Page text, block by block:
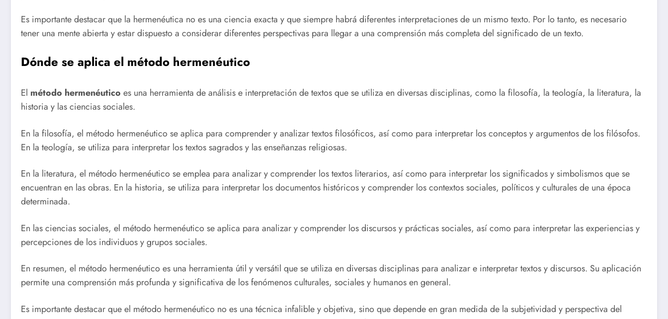
Es importante destacar que la hermenéutica no es una ciencia exacta y que siempre habrá diferentes interpretaciones de un mismo texto. Por lo tanto, es necesario
tener una mente abierta y estar dispuesto a considerar diferentes perspectivas para llegar a una comprensión más completa del significado de un texto.
Dónde se aplica el método hermenéutico
El método hermenéutico es una herramienta de análisis e interpretación de textos que se utiliza en diversas disciplinas, como la filosofía, la teología, la literatura, la
historia y las ciencias sociales.
En la filosofía, el método hermenéutico se aplica para comprender y analizar textos filosóficos, así como para interpretar los conceptos y argumentos de los filósofos.
En la teología, se utiliza para interpretar los textos sagrados y las enseñanzas religiosas.
En la literatura, el método hermenéutico se emplea para analizar y comprender los textos literarios, así como para interpretar los significados y simbolismos que se
encuentran en las obras. En la historia, se utiliza para interpretar los documentos históricos y comprender los contextos sociales, políticos y culturales de una época
determinada.
En las ciencias sociales, el método hermenéutico se aplica para analizar y comprender los discursos y prácticas sociales, así como para interpretar las experiencias y
percepciones de los individuos y grupos sociales.
En resumen, el método hermenéutico es una herramienta útil y versátil que se utiliza en diversas disciplinas para analizar e interpretar textos y discursos. Su aplicación
permite una comprensión más profunda y significativa de los fenómenos culturales, sociales y humanos en general.
Es importante destacar que el método hermenéutico no es una técnica infalible y objetiva, sino que depende en gran medida de la subjetividad y perspectiva del